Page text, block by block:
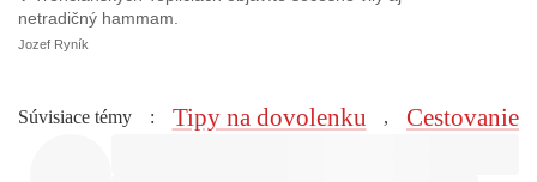
netradičný hammam.
Jozef Ryník
Súvisiace témy : Tipy na dovolenku , Cestovanie